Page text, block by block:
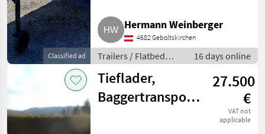
Classified ad
Hermann Weinberger
4682 Geboltskirchen
Trailers / Flatbed
trailers
16 days online
Tieflader,
Baggertransport,
27.500
€
VAT not
applicable